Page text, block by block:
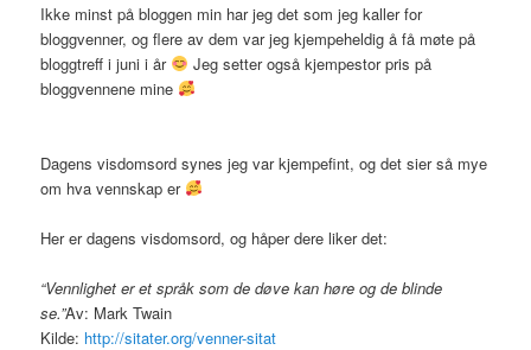
Ikke minst på bloggen min har jeg det som jeg kaller for
bloggvenner, og flere av dem var jeg kjempeheldig å få møte på
bloggtreff i juni i år
Jeg setter også kjempestor pris på
bloggvennene mine
Dagens visdomsord synes jeg var kjempefint, og det sier så mye
om hva vennskap er
Her er dagens visdomsord, og håper dere liker det:
“Vennlighet er et språk som de døve kan høre og de blinde
se.”Av: Mark Twain
Kilde: http://sitater.org/venner-sitat